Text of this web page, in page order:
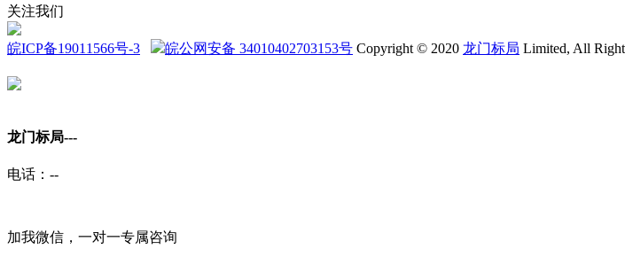
关注我们
皖ICP备19011566号-3 皖公网安备 34010402703153号 Copyright © 2020 龙门标局 Limited, All
龙门标局---
电话： --
加我微信，一对一专属咨询